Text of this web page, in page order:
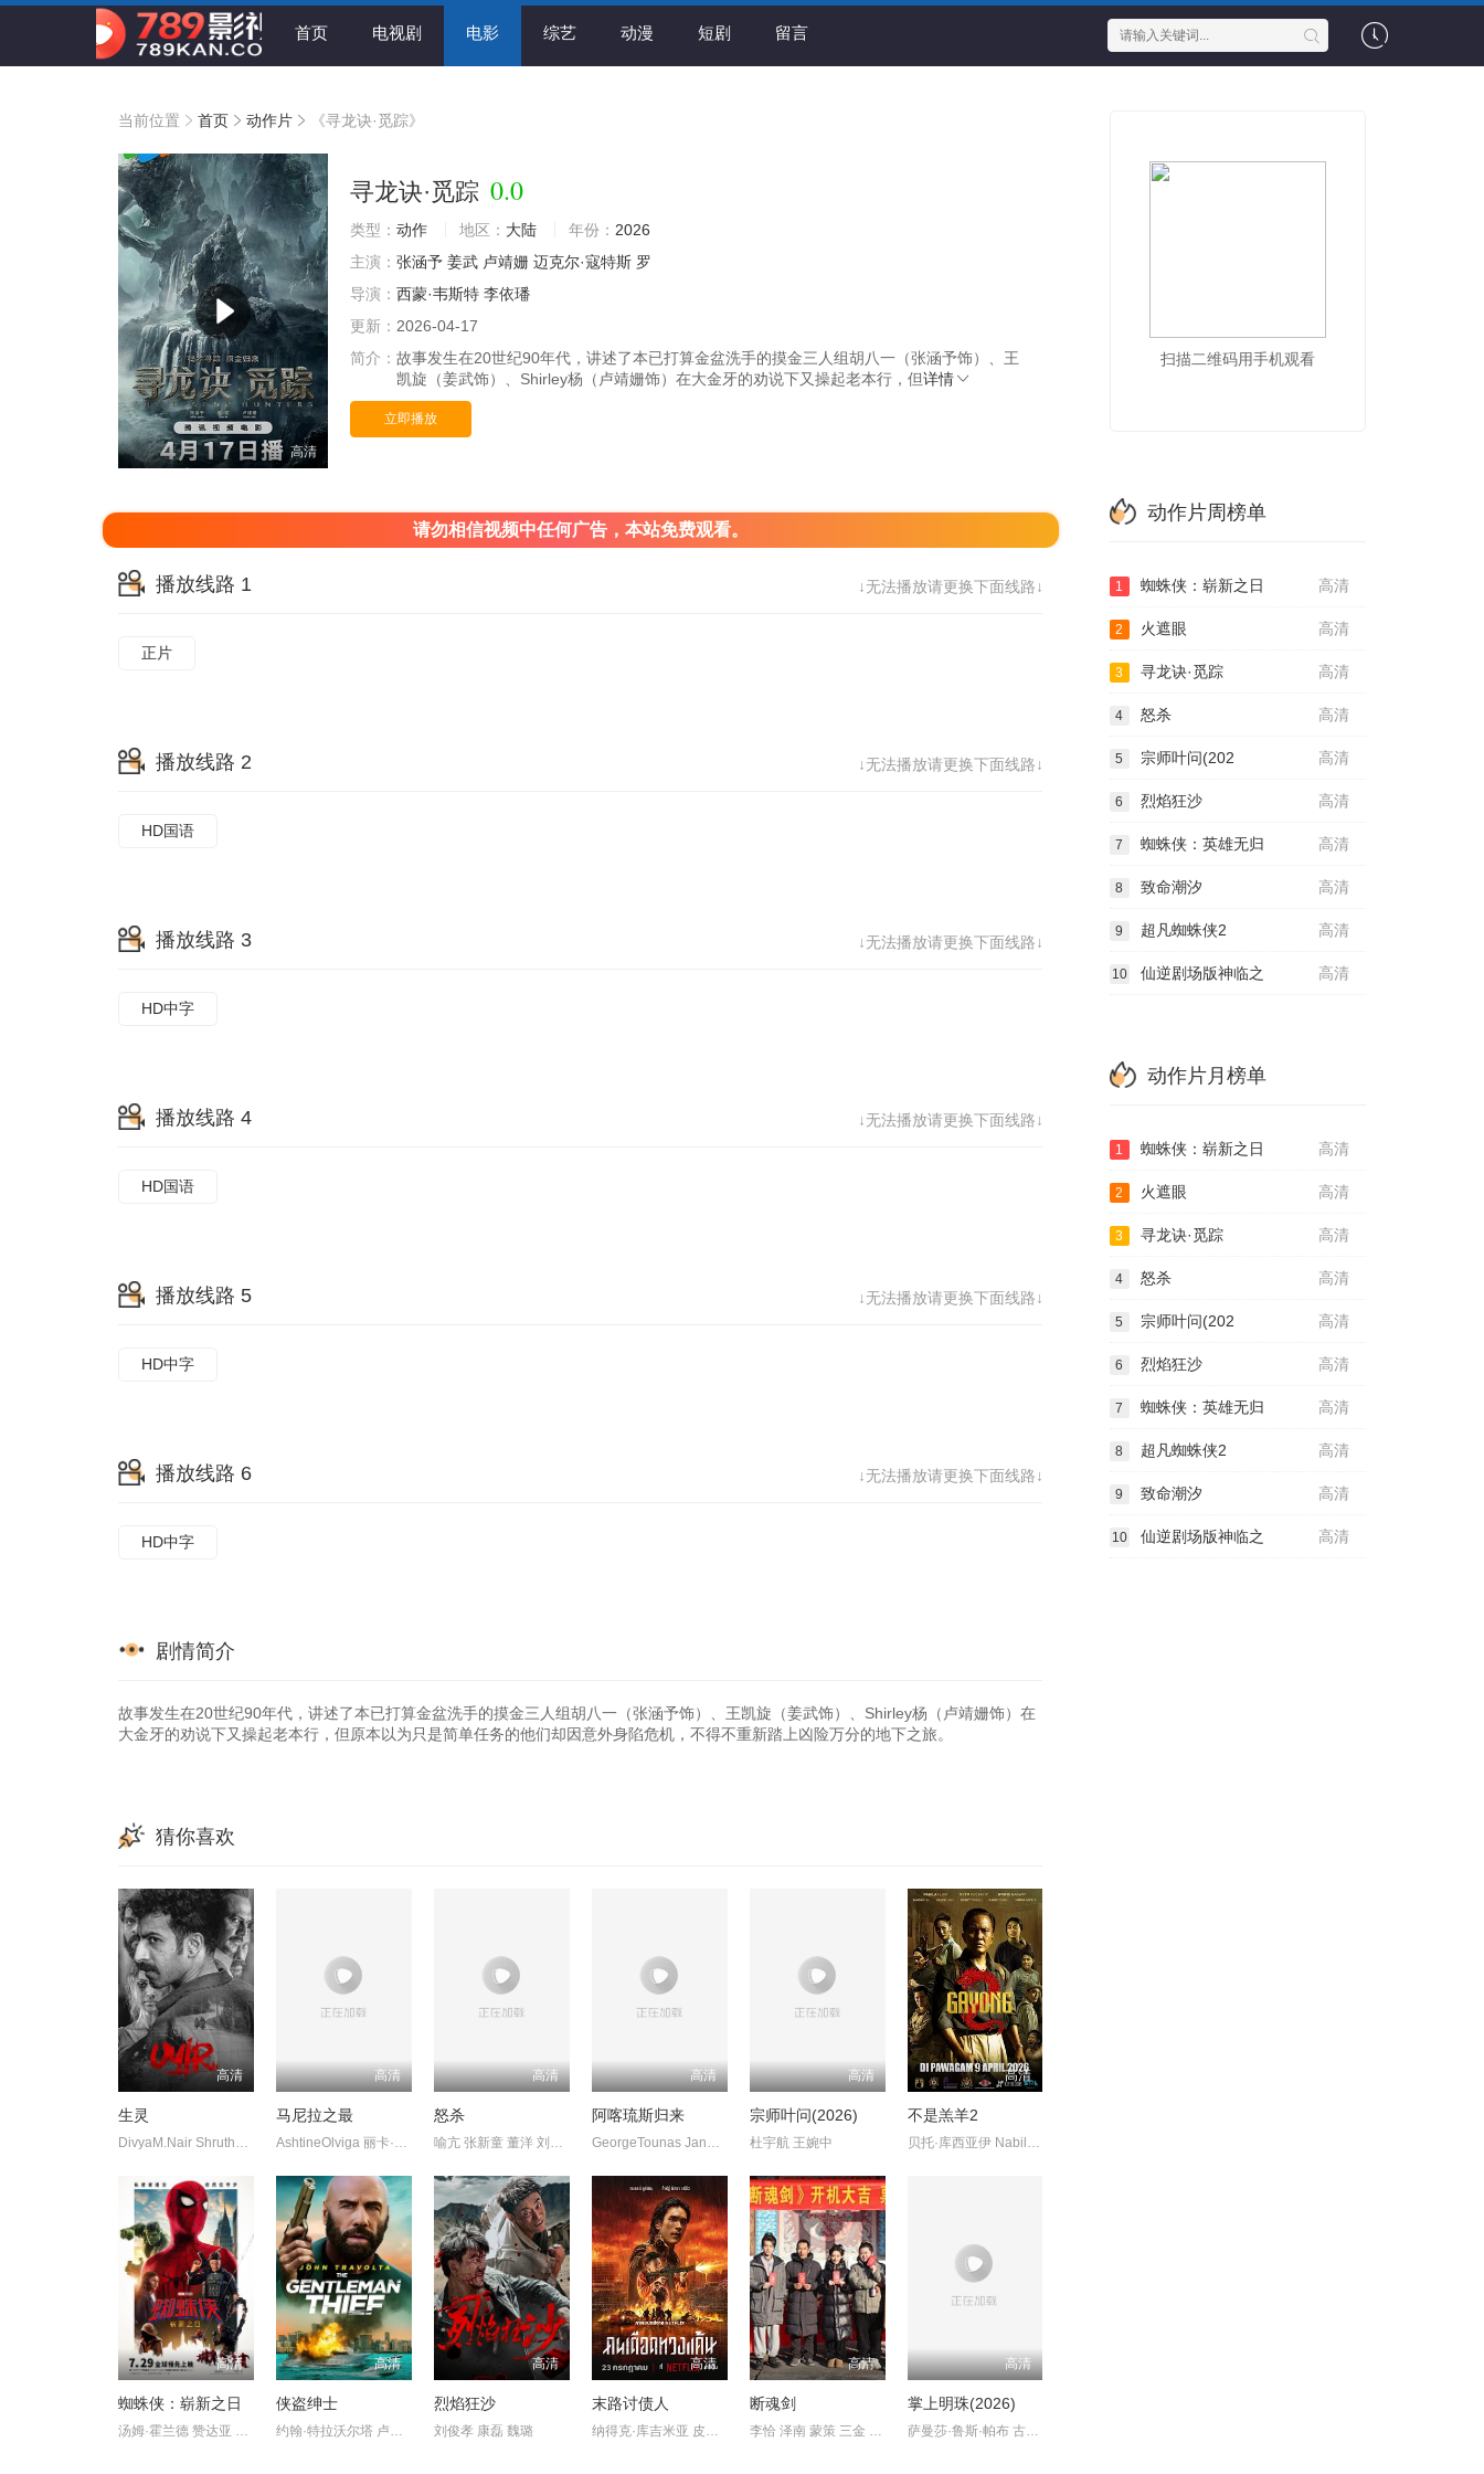
首页 电视剧 电影 综艺 动漫 短剧 留言
当前位置 首页 动作片 《寻龙诀·觅踪》
高清
寻龙诀·觅踪 0.0
类型： 动作 地区： 大陆 年份： 2026
主演： 张涵予 姜武 卢靖姗 迈克尔·寇特斯 罗
导演： 西蒙·韦斯特 李依璠
更新： 2026-04-17
简介： 故事发生在20世纪90年代，讲述了本已打算金盆洗手的摸金三人组胡八一（张涵予饰）、王
凯旋（姜武饰）、Shirley杨（卢靖姗饰）在大金牙的劝说下又操起老本行，但详情
立即播放
请勿相信视频中任何广告，本站免费观看。
↓无法播放请更换下面线路↓
播放线路 1
正片
↓无法播放请更换下面线路↓
播放线路 2
HD国语
↓无法播放请更换下面线路↓
播放线路 3
HD中字
↓无法播放请更换下面线路↓
播放线路 4
HD国语
↓无法播放请更换下面线路↓
播放线路 5
HD中字
↓无法播放请更换下面线路↓
播放线路 6
HD中字
剧情简介
故事发生在20世纪90年代，讲述了本已打算金盆洗手的摸金三人组胡八一（张涵予饰）、王凯旋（姜武饰）、Shirley杨（卢靖姗饰）在
大金牙的劝说下又操起老本行，但原本以为只是简单任务的他们却因意外身陷危机，不得不重新踏上凶险万分的地下之旅。
猜你喜欢
高清
生灵
DivyaM.Nair ShruthyMenon 苏迪普 赛亚米·凯尔 罗尚·马修 维诺
高清
马尼拉之最
AshtineOlviga 丽卡·佩拉莱约
高清
怒杀
喻亢 张新童 董洋 刘珂君
高清
阿喀琉斯归来
GeorgeTounas JannisSky
高清
宗师叶问(2026)
杜宇航 王婉中
高清
不是羔羊2
贝托·库西亚伊 NabilaHuda
高清
蜘蛛侠：崭新之日
高清
侠盗绅士
约翰·特拉沃尔塔 卢卡斯·哈斯
高清
烈焰狂沙
刘俊孝 康磊 魏璐
高清
末路讨债人
高清
断魂剑
高清
掌上明珠(2026)
扫描二维码用手机观看
动作片周榜单
高清
1 蜘蛛侠：崭新之日
高清
2 火遮眼
高清
3 寻龙诀·觅踪
高清
4 怒杀
高清
5 宗师叶问(202
高清
6 烈焰狂沙
高清
7 蜘蛛侠：英雄无归
高清
8 致命潮汐
高清
9 超凡蜘蛛侠2
高清
10 仙逆剧场版神临之
动作片月榜单
高清
1 蜘蛛侠：崭新之日
高清
2 火遮眼
高清
3 寻龙诀·觅踪
高清
4 怒杀
高清
5 宗师叶问(202
高清
6 烈焰狂沙
高清
7 蜘蛛侠：英雄无归
高清
8 超凡蜘蛛侠2
高清
9 致命潮汐
高清
10 仙逆剧场版神临之